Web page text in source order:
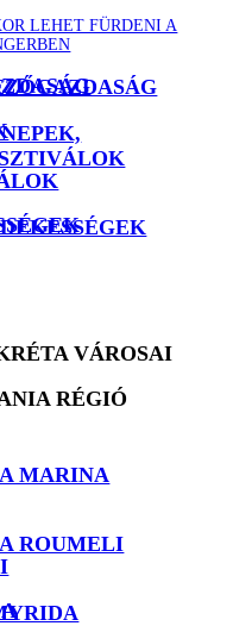
LEHET FÜRDENI A
VÁROSAI
RÉGIÓ
MARINA
ROUMELI